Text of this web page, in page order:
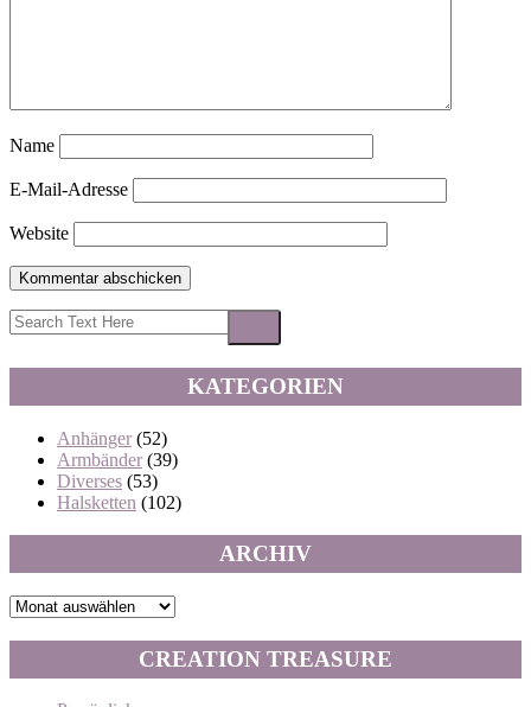
Name
E-Mail-Adresse
Website
KATEGORIEN
Anhänger (52)
Armbänder (39)
Diverses (53)
Halsketten (102)
ARCHIV
Archiv
CREATION TREASURE